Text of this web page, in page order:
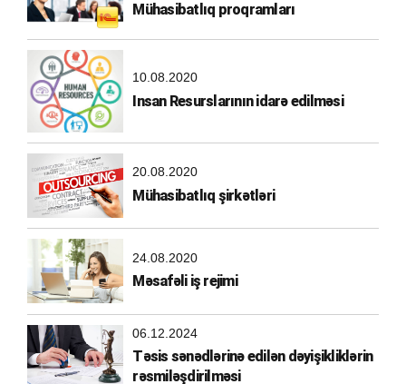
Mühasibatlıq proqramları
10.08.2020
Insan Resurslarının idarə edilməsi
20.08.2020
Mühasibatlıq şirkətləri
24.08.2020
Məsafəli iş rejimi
06.12.2024
Təsis sənədlərinə edilən dəyişikliklərin
rəsmiləşdirilməsi